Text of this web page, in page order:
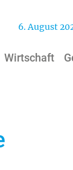
6. August
Wirtschaft